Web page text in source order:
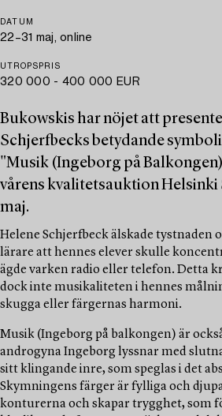
DATUM
22–31 maj, online
UTROPSPRIS
320 000 - 400 000 EUR
Bukowskis har nöjet att
Schjerfbecks betydande
"Musik (Ingeborg på
vårens kvalitetsauktion Helsinki
maj.
Helene Schjerfbeck älskade tystnaden
lärare att hennes elever skulle
ägde varken radio eller telefon. Detta
dock inte musikaliteten i hennes
skugga eller färgernas harmoni.
Musik (Ingeborg på balkongen) är
androgyna Ingeborg lyssnar med
sitt klingande inre, som speglas i det
Skymningens färger är fylliga och
konturerna och skapar trygghet, som